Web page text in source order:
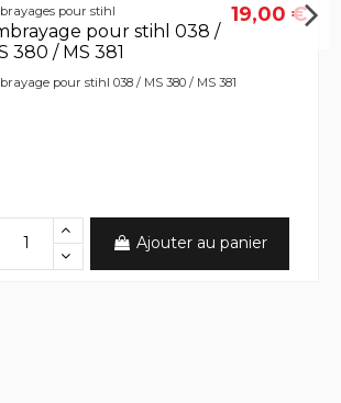
pour stihl
pour stihl 038 /
380 / MS 381
19,00 €
pour stihl 038 / MS 380 / MS 381
Ajouter au panier